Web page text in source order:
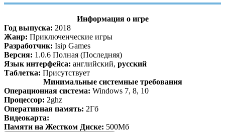
Информация о игре
Год выпуска: 2018
Жанр: Приключенческие игры
Разработчик: Isip Games
Версия: 1.0.6 Полная (Последняя)
Язык интерфейса: английский, русский
Таблетка: Присутствует
Минимальные системные требования
Операционная система: Windows 7, 8, 10
Процессор: 2ghz
Оперативная память: 2Гб
Видеокарта:
Памяти на Жестком Диске: 500Мб